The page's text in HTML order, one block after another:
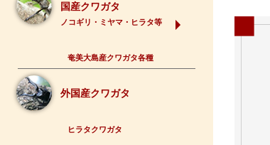
国産クワガタ
ノコギリ・ミヤマ・ヒラタ等
奄美大島産クワガタ各種
外国産クワガタ
ヒラタクワガタ